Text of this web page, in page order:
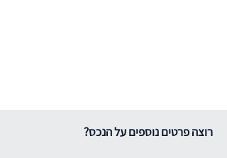
רוצה פרטים נוספים על הנכס?